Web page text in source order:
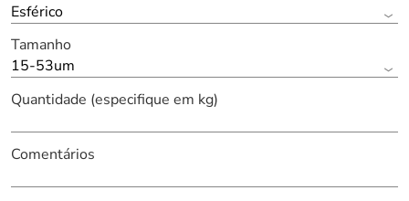
Esférico
Tamanho
15-53um
Quantidade (especifique em kg)
Comentários